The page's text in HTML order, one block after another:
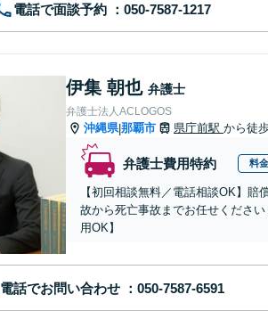
電話で面談予約
伊集 朝也 弁護士
弁護士法人ACLOGOS
沖縄県|那覇市 県庁前駅 から徒
弁護士費用特約 料
【初回相談無料／電話相談OK】
故から死亡事故までお任せくださ
用OK】
電話でお問い合わせ